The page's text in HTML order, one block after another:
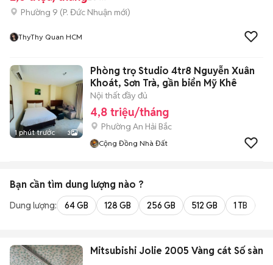
Phường 9 (P. Đức Nhuận mới)
ThyThy Quan HCM
1 phút trước 3
Phòng trọ Studio 4tr8 Nguyễn Xuân
Khoát, Sơn Trà, gần biển Mỹ Khê
Nội thất đầy đủ
4,8 triệu/tháng
Phường An Hải Bắc
Cộng Đồng Nhà Đất
Bạn cần tìm dung lượng nào ?
Dung lượng: 64 GB 128 GB 256 GB 512 GB 1 TB
Mitsubishi Jolie 2005 Vàng cát Số sàn